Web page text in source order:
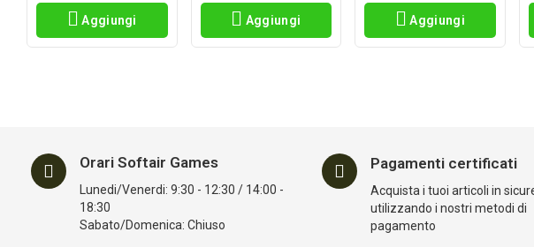
Aggiungi Aggiungi Aggiungi
Orari Softair Games
Lunedi/Venerdi: 9:30 - 12:30 / 14:00 -
18:30
Sabato/Domenica: Chiuso
Pagamenti certificati
Acquista i tuoi articoli in
utilizzando i nostri metodi di
pagamento